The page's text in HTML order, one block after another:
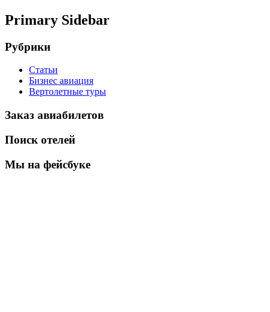
Primary Sidebar
Рубрики
Статьи
Бизнес авиация
Вертолетные туры
Заказ авиабилетов
Поиск отелей
Мы на фейсбуке